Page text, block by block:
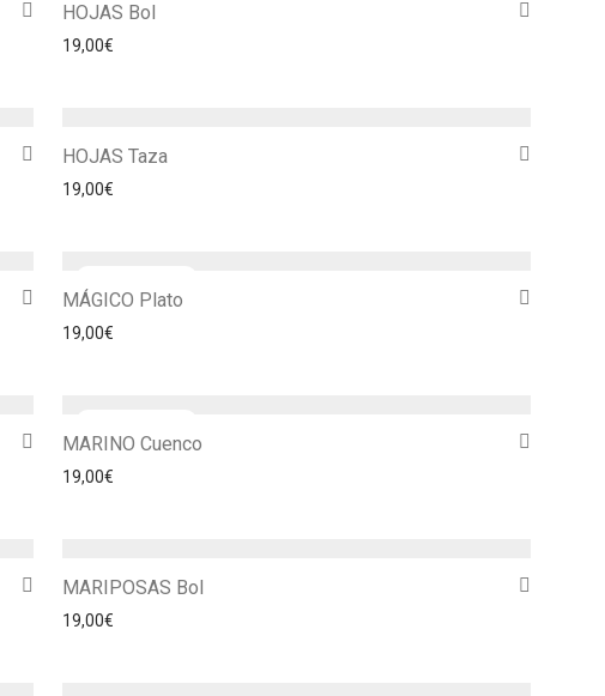
HOJAS Bol
19,00€
HOJAS Taza
19,00€
MÁGICO Plato
19,00€
MARINO Cuenco
19,00€
MARIPOSAS Bol
19,00€